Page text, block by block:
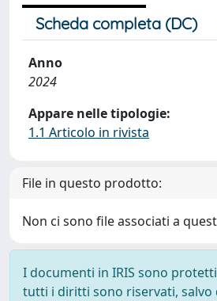
Scheda completa (DC)
Anno
2024
Appare nelle tipologie:
1.1 Articolo in rivista
File in questo prodotto:
Non ci sono file associati a
I documenti in IRIS sono
tutti i diritti sono riservati, salvo